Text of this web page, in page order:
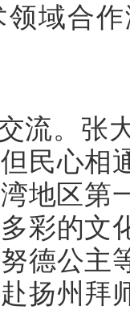
域合
流。张
民心相
地区第
彩的文
德公主
扬州拜